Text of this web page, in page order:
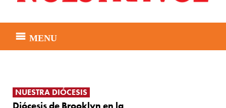
MENU
NUESTRA DIÓCESIS